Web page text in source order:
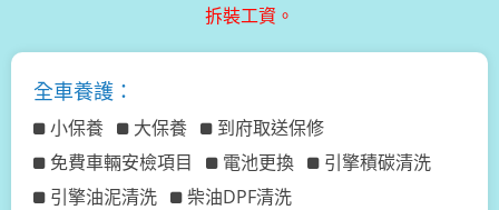
拆裝工資。
全車養護：
小保養 大保養
到府取送保修
免費車輛安檢項目
電池更換
引擎積碳清洗
引擎油泥清洗
柴油DPF清洗